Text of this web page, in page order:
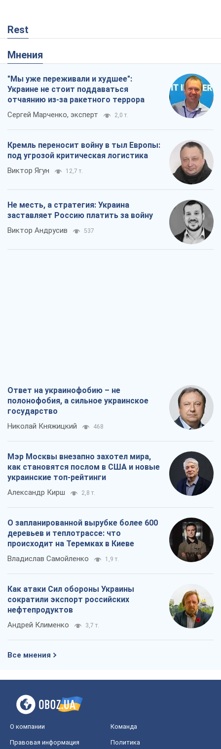
Rest
Мнения
"Мы уже переживали и худшее":
Украине не стоит поддаваться
отчаянию из-за ракетного террора
Сергей Марченко, эксперт 2,0 т.
Кремль переносит войну в тыл Европы:
под угрозой критическая логистика
Виктор Ягун 12,7 т.
Не месть, а стратегия: Украина
заставляет Россию платить за войну
Виктор Андрусив 537
Ответ на украинофобию – не
полонофобия, а сильное украинское
государство
Николай Княжицкий 468
Мэр Москвы внезапно захотел мира,
как становятся послом в США и новые
украинские топ-рейтинги
Александр Кирш 2,8 т.
О запланированной вырубке более 600
деревьев и теплотрассе: что
происходит на Теремках в Киеве
Владислав Самойленко 1,9 т.
Как атаки Сил обороны Украины
сократили экспорт российских
нефтепродуктов
Андрей Клименко 3,7 т.
Все мнения
О компании Команда
Правовая информация
Политика